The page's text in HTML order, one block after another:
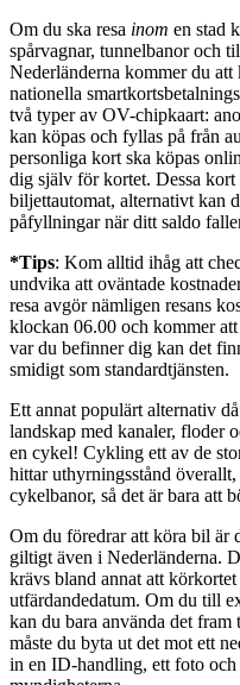
Om du ska resa inom en stad
spårvagnar, tunnelbanor och
Nederländerna kommer du att
nationella
två typer av OV-chipkaart:
kan köpas och fyllas på från
personliga kort ska köpas
dig själv för kortet. Dessa
biljettautomat, alternativt kan
påfyllningar när ditt saldo
*Tips: Kom alltid ihåg att
undvika att oväntade
resa avgör nämligen resans
klockan 06.00 och kommer
var du befinner dig kan det
smidigt som standardtjänsten.
Ett annat populärt alternativ
landskap med kanaler, floder
en cykel! Cykling ett av de
hittar uthyrningsstånd
cykelbanor, så det är bara att
Om du föredrar att köra bil är
giltigt även i Nederländerna.
krävs bland annat att
utfärdandedatum. Om du till
kan du bara använda det
måste du byta ut det mot ett
in en ID-handling, ett foto